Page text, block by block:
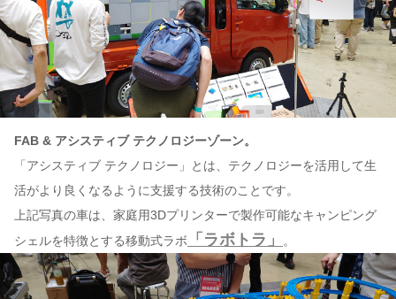
FAB & アシスティブ テクノロジーゾーン。
「アシスティブ テクノロジー」とは、テクノロジーを活用して生
活がより良くなるように支援する技術のことです。
上記写真の車は、家庭用3Dプリンターで製作可能なキャンピング
シェルを特徴とする移動式ラボ
「ラボトラ」 。